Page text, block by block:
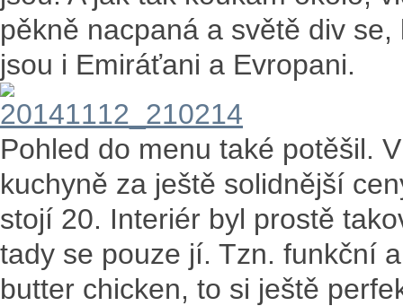
pěkně nacpaná a světě div
jsou i Emiráťani a Evropani.
Pohled do menu také potěšil.
kuchyně za ještě solidnější
stojí 20. Interiér byl prostě
tady se pouze jí. Tzn. funkční
butter chicken, to si ještě